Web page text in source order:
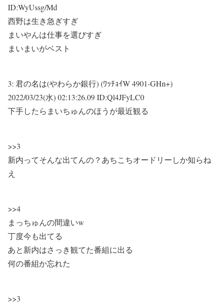
ID:WyUssg/Md
西野は生き急ぎすぎ
まいやんは仕事を選びすぎ
まいまいがベスト
3: 君の名は(やわらか銀行) (ﾜｯﾁｮｲW 4901-GHn+)
2022/03/23(水) 02:13:26.09 ID:Ql4JFyLC0
下手したらまいちゅんのほうが最近観る
>>3
新内ってそんな出てんの？あちこちオードリーしか知らね
え
>>4
まっちゅんの間違いw
丁度今も出てる
あと新内はさっき観てた番組に出る
何の番組か忘れた
>>3